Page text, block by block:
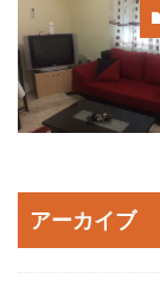
アーカイブ